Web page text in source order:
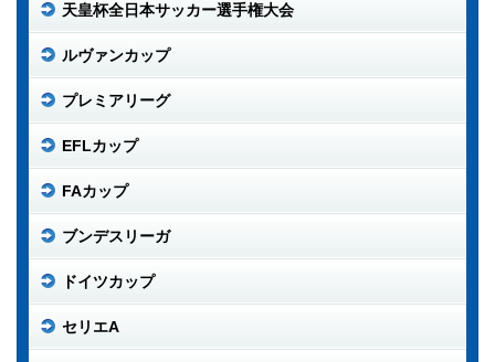
天皇杯全日本サッカー選手権大会
ルヴァンカップ
プレミアリーグ
EFLカップ
FAカップ
ブンデスリーガ
ドイツカップ
セリエA